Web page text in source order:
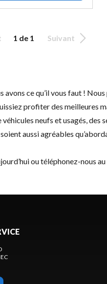
1 de 1 Suivant
avons ce qu’il vous faut !
profiter des meilleures
véhicules neufs etusagés , des
aussi agréables
ou téléphonez-nous au